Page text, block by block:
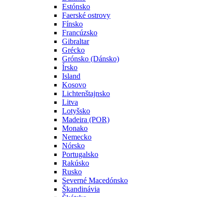
Estónsko
Faerské ostrovy
Fínsko
Francúzsko
Gibraltar
Grécko
Grónsko (Dánsko)
Írsko
Island
Kosovo
Lichtenštajnsko
Litva
Lotyšsko
Madeira (POR)
Monako
Nemecko
Nórsko
Portugalsko
Rakúsko
Rusko
Severné Macedónsko
Škandinávia